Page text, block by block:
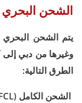
الشحن البحري
يتم الشحن البحري
وغيرها من دبي
الطرق التالية: